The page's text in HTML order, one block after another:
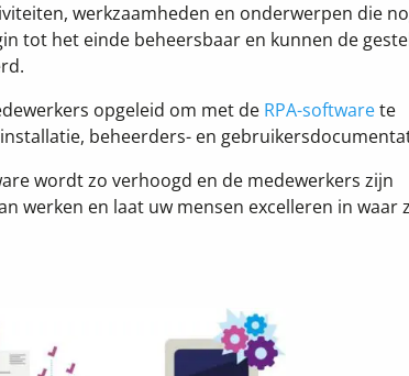
werkzaamheden en onderwerpen die
tot het einde beheersbaar en kunnen de
opgeleid om met de RPA-softwarete
beheerders- en
wordt zo verhoogd en de medewerkers zijn
werken en laat uw mensen excelleren in waar